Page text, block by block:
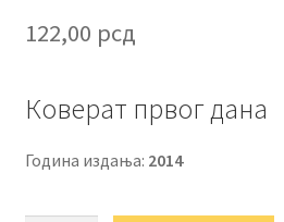
122,00 рсд
Коверат првог дана
Година издања: 2014